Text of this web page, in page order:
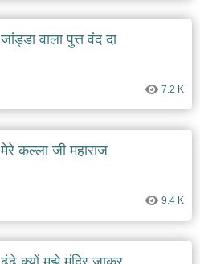
जांड्डा वाला पुत्त वंद दा
7.2 K
मेरे कल्ला जी महाराज
9.4 K